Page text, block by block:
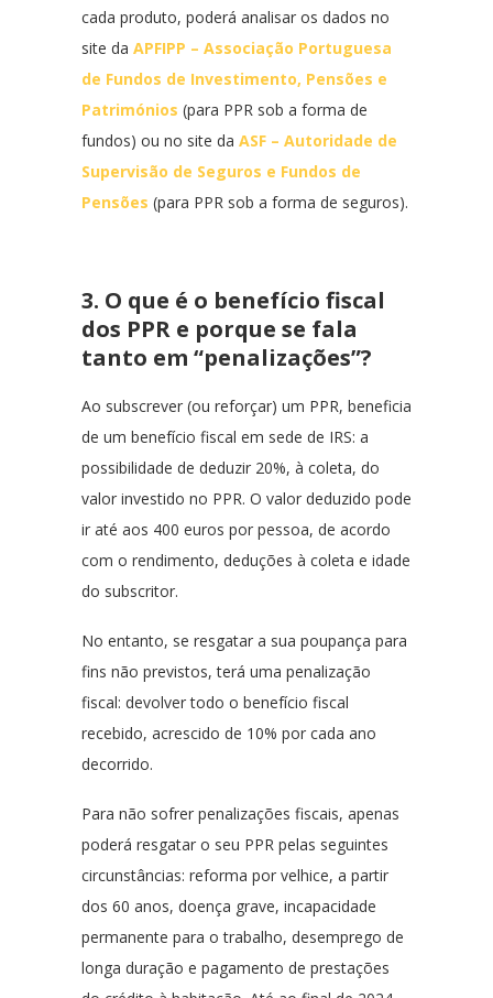
cada produto, poderá analisar os dados no
site da APFIPP – Associação Portuguesa
de Fundos de Investimento, Pensões e
Patrimónios (para PPR sob a forma de
fundos) ou no site da ASF – Autoridade de
Supervisão de Seguros e Fundos de
Pensões (para PPR sob a forma de seguros).
3. O que é o benefício fiscal
dos PPR e porque se fala
tanto em “penalizações”?
Ao subscrever (ou reforçar) um PPR, beneficia
de um benefício fiscal em sede de IRS: a
possibilidade de deduzir 20%, à coleta, do
valor investido no PPR. O valor deduzido pode
ir até aos 400 euros por pessoa, de acordo
com o rendimento, deduções à coleta e idade
do subscritor.
No entanto, se resgatar a sua poupança para
fins não previstos, terá uma penalização
fiscal: devolver todo o benefício fiscal
recebido, acrescido de 10% por cada ano
decorrido.
Para não sofrer penalizações fiscais, apenas
poderá resgatar o seu PPR pelas seguintes
circunstâncias: reforma por velhice, a partir
dos 60 anos, doença grave, incapacidade
permanente para o trabalho, desemprego de
longa duração e pagamento de prestações